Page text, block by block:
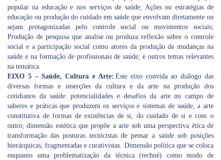
popular na educação e nos serviços de saúde; Ações ou estratégias de
educação ou produção do cuidado em saúde que envolvam diretamente ou
sejam protagonizadas pelo controle social ou movimentos sociais;
Produção de pesquisa que analise ou produza reflexão sobre o controle
social e a participação social como atores da produção de mudanças na
saúde e na formação de profissionais de saúde; e outros temas relevantes
na temática.
EIXO 5 – Saúde, Cultura e Arte: Este eixo convida ao diálogo das
diversas formas e inserções da cultura e da arte na produção dos
cotidianos da saúde: potencialidades e desafios da arte no campo de
saberes e práticas que produzem os serviços e sistemas de saúde; a arte
constitutiva de formas de existências de si, do cuidado de si e com o
outro; dimensão estética que propõe a arte sob uma perspectiva ética de
transformação das posturas tecnicistas de pensar a saúde sob posições
hierárquicas, fragmentadas e curativistas. Dimensão política que se coloca
enquanto uma problematização da técnica (techné) como modo de